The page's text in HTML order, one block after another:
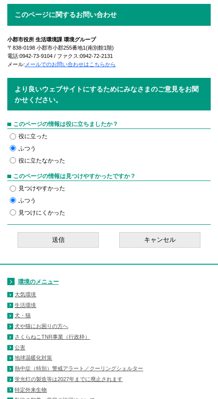
このページに関するお問い合わせ
小郡市役所 生活環境課 環境グループ
〒838-0198 小郡市小郡255番地1(南別館1階)
電話:0942-73-9104 / ファクス:0942-72-2131
メール: メールでのお問い合わせはこちらから
より良いウェブサイトにするためにみなさまのご意見をお聞
かせください。
このページの情報は役に立ちましたか？
役に立った
ふつう
役に立たなかった
このページの情報は見つけやすかったですか？
見つけやすかった
ふつう
見つけにくかった
環境のメニュー
大気環境
生活環境
犬・猫
犬や猫にお困りの方へ
さくらねこTNR事業（行政枠）
公害
地球温暖化対策
熱中症（特別）警戒アラート／クーリングシェルター
蛍光灯の製造等は2027年までに廃止されます
特定外来生物